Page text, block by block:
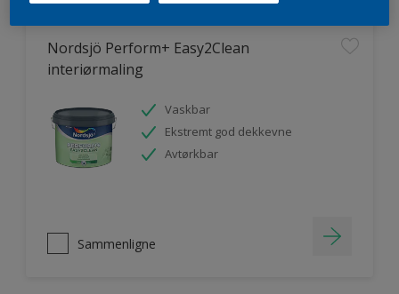
Nordsjö Perform+ Easy2Clean
interiørmaling
Vaskbar
Ekstremt god dekkevne
Avtørkbar
Sammenligne